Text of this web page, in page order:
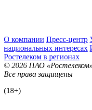
О компании Пресс-центр
национальных интересах
Ростелеком в регионах
© 2026 ПАО «Ростелеком»
Все права защищены
(18+)